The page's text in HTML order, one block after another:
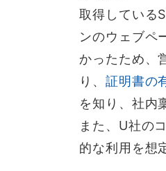
取得している
ンのウェブペ
かったため、
り、 証明書の
を知り、社内
また、U社の
的な利用を想